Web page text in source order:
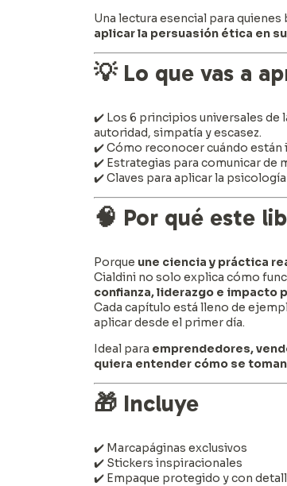
Una lectura esencial para quienes
aplicar la persuasión ética en
💡 Lo que vas a
✔️ Los 6 principios universales de
autoridad, simpatía y escasez.
✔️ Cómo reconocer cuándo
✔️ Estrategias para comunicar de
✔️ Claves para aplicar la
🧠 Por qué este
Porque une ciencia y práctica
Cialdini no solo explica cómo
confianza, liderazgo e impacto
Cada capítulo está lleno de
aplicar desde el primer día.
Ideal para emprendedores,
quiera entender cómo se
🎁 Incluye
✔️ Marcapáginas exclusivos
✔️ Stickers inspiracionales
✔️ Empaque protegido y con